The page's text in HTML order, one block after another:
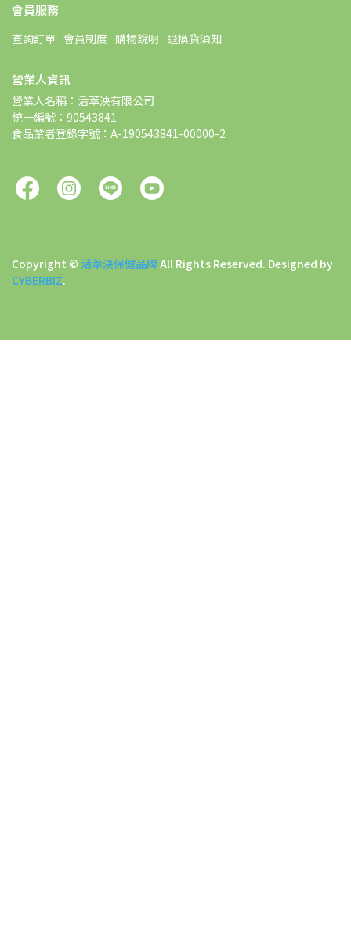
會員服務
查詢訂單 會員制度 購物說明 退換貨須知
營業人資訊
營業人名稱：活萃泱有限公司
統一編號：90543841
食品業者登錄字號：A-190543841-00000-2
Copyright © 活萃泱保健品牌All Rights Reserved. Designed by
CYBERBIZ.